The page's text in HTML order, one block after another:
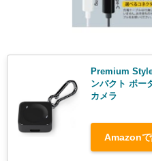
Premium
ンパクト ポー
カメラ
Amazon